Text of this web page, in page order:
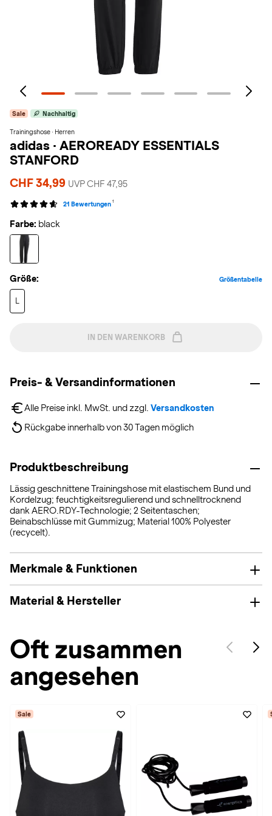
Sale Nachhaltig
Trainingshose · Herren
adidas · AEROREADY ESSENTIALS
STANFORD
CHF 34,99 UVP CHF 47,95
21 Bewertungen 1
Farbe: black
Größe: Größentabelle
L
IN DEN WARENKORB
Preis- & Versandinformationen
Alle Preise inkl. MwSt. und zzgl. Versandkosten
Rückgabe innerhalb von 30 Tagen möglich
Produktbeschreibung
Lässig geschnittene Trainingshose mit elastischem Bund und
Kordelzug; feuchtigkeitsregulierend und schnelltrocknend
dank AERO.RDY-Technologie; 2 Seitentaschen;
Beinabschlüsse mit Gummizug; Material 100% Polyester
(recycelt).
Merkmale & Funktionen
Material & Hersteller
Oft zusammen
angesehen
Sale